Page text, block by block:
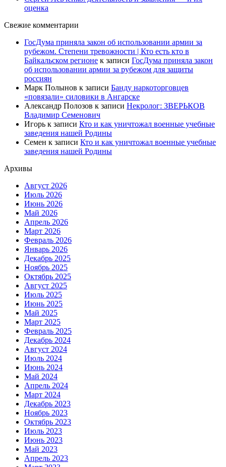
оценка
Свежие комментарии
ГосДума приняла закон об использовании армии за
рубежом. Степени тревожности | Кто есть кто в
Байкальском регионе к записи ГосДума приняла закон
об использовании армии за рубежом для защиты
россиян
Марк Полынов к записи Банду наркоторговцев
«повязали» силовики в Ангарске
Александр Полозов к записи Некролог: ЗВЕРЬКОВ
Владимир Семенович
Игорь к записи Кто и как уничтожал военные учебные
заведения нашей Родины
Семен к записи Кто и как уничтожал военные учебные
заведения нашей Родины
Архивы
Август 2026
Июль 2026
Июнь 2026
Май 2026
Апрель 2026
Март 2026
Февраль 2026
Январь 2026
Декабрь 2025
Ноябрь 2025
Октябрь 2025
Август 2025
Июль 2025
Июнь 2025
Май 2025
Март 2025
Февраль 2025
Декабрь 2024
Август 2024
Июль 2024
Июнь 2024
Май 2024
Апрель 2024
Март 2024
Декабрь 2023
Ноябрь 2023
Октябрь 2023
Июль 2023
Июнь 2023
Май 2023
Апрель 2023